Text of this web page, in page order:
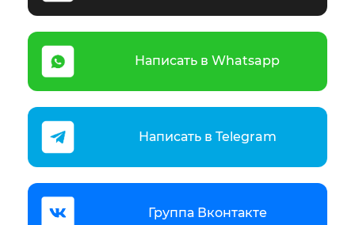
Написать в Whatsapp
Написать в Telegram
Группа Вконтакте